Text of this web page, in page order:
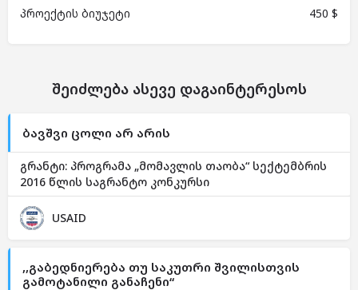
პროექტის ბიუჯეტი 450 $
შეიძლება ასევე დაგაინტერესოს
ბავშვი ცოლი არ არის
გრანტი: პროგრამა „მომავლის თაობა“ სექტემბრის
2016 წლის საგრანტო კონკურსი
USAID
,,გაბედნიერება თუ საკუთრი შვილისთვის
გამოტანილი განაჩენი“